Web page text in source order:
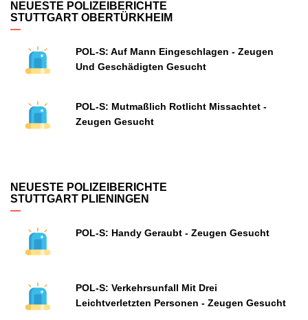
NEUESTE POLIZEIBERICHTE
STUTTGART OBERTÜRKHEIM
POL-S: Auf Mann Eingeschlagen - Zeugen
Und Geschädigten Gesucht
POL-S: Mutmaßlich Rotlicht Missachtet -
Zeugen Gesucht
NEUESTE POLIZEIBERICHTE
STUTTGART PLIENINGEN
POL-S: Handy Geraubt - Zeugen Gesucht
POL-S: Verkehrsunfall Mit Drei
Leichtverletzten Personen - Zeugen Gesucht